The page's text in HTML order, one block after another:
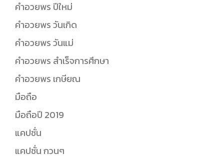
คำอวยพร ปีใหม่
คำอวยพร วันเกิด
คำอวยพร วันแม่
คำอวยพร สำเร็จการศึกษา
คำอวยพร เกษียณ
มือถือ
มือถือปี 2019
แคปชั่น
แคปชั่น กวนๆ